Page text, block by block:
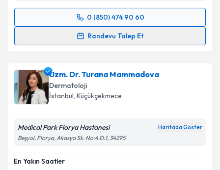
0 (850) 474 90 60
Randevu Talep Et
Randevu Takvimi Talebi
takvim hazırlandığında e-posta ile bilgilendireceğiz.
E-posta Adresiniz
Kişisel verilerimin işlenmesine ilişkin
Metni'ni okudum ve kişisel verilerimin belirtilen
kapsamda işlenmesini kabul ediyorum.
Uzm. Dr. Turana Mammadova
Dermatoloji
İstanbul, Küçükçekmece
Medical Park Florya Hastanesi Haritada Göster
Beşyol, Florya, Akasya Sk. No:4 D:1, 34295
En Yakın Saatler